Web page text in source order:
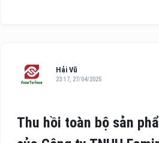
Hải Vũ
23:17, 27/04/2025
Thu hồi toàn bộ sản